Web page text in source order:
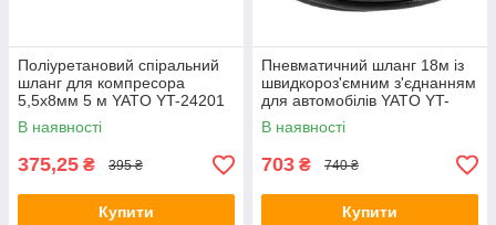
Поліуретановий спіральний
шланг для компресора
5,5х8мм 5 м YATO YT-24201
В наявності
375,25 ₴ 395 ₴
Купити
Пневматичний шланг 18м із
швидкороз'ємним з'єднанням
для автомобілів YATO YT-
24272
В наявності
703 ₴ 740 ₴
Купити